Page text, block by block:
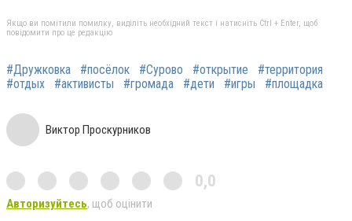
Якщо ви помітили помилку, виділіть необхідний текст і натисніть Ctrl + Enter, щоб
повідомити про це редакцію
#Дружковка #посёлок #Сурово #открытие
#территория
#отдых
#активисты #громада #дети #игры #площадка
Виктор Проскурников
0,0
Авторизуйтесь, щоб оцінити